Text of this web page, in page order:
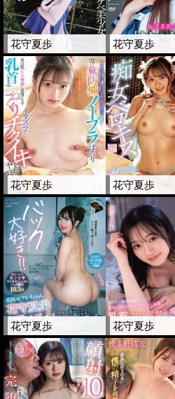
花守夏歩 花守夏歩
花守夏歩 花守夏歩
花守夏歩 花守夏歩